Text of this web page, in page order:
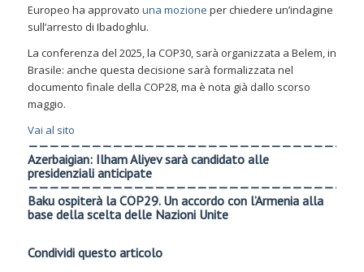
Europeo ha approvato una mozione per chiedere un’indagine
sull’arresto di Ibadoghlu.
La conferenza del 2025, la COP30, sarà organizzata a Belem, in
Brasile: anche questa decisione sarà formalizzata nel
documento finale della COP28, ma è nota già dallo scorso
maggio.
Vai al sito
Azerbaigian: Ilham Aliyev sarà candidato alle
presidenziali anticipate
Baku ospiterà la COP29. Un accordo con l’Armenia alla
base della scelta delle Nazioni Unite
Condividi questo articolo